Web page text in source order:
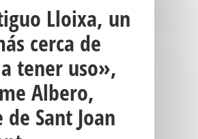
Lloixa, un
cerca de
tener uso»,
Albero,
Sant Joan